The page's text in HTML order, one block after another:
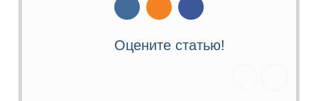
Оцените статью!